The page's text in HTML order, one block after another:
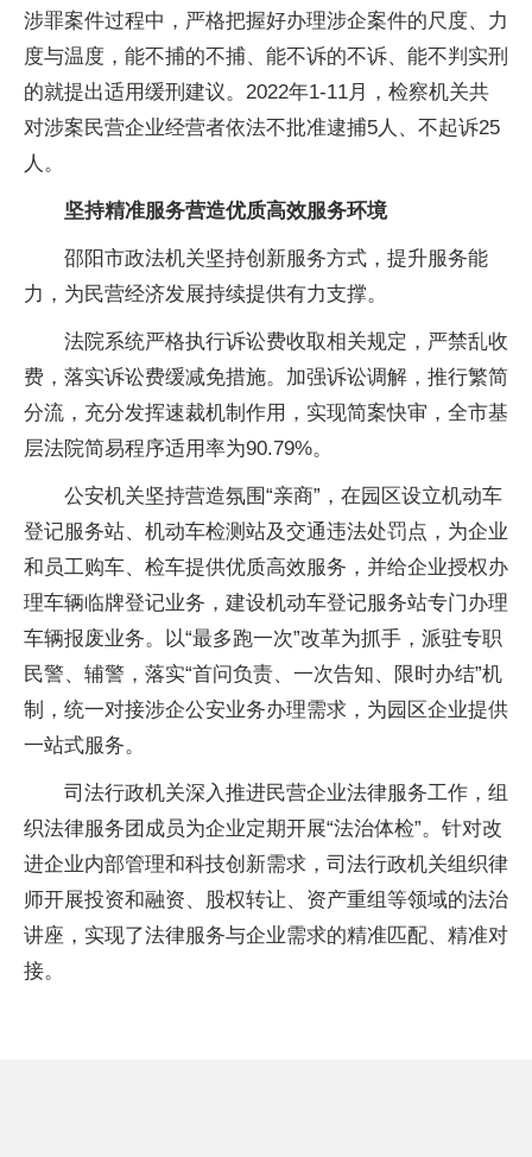
涉罪案件过程中，严格把握好办理涉企案件的尺度、力
度与温度，能不捕的不捕、能不诉的不诉、能不判实刑
的就提出适用缓刑建议。2022年1-11月，检察机关共
对涉案民营企业经营者依法不批准逮捕5人、不起诉25
人。
坚持精准服务营造优质高效服务环境
邵阳市政法机关坚持创新服务方式，提升服务能
力，为民营经济发展持续提供有力支撑。
法院系统严格执行诉讼费收取相关规定，严禁乱收
费，落实诉讼费缓减免措施。加强诉讼调解，推行繁简
分流，充分发挥速裁机制作用，实现简案快审，全市基
层法院简易程序适用率为90.79%。
公安机关坚持营造氛围“亲商”，在园区设立机动车
登记服务站、机动车检测站及交通违法处罚点，为企业
和员工购车、检车提供优质高效服务，并给企业授权办
理车辆临牌登记业务，建设机动车登记服务站专门办理
车辆报废业务。以“最多跑一次”改革为抓手，派驻专职
民警、辅警，落实“首问负责、一次告知、限时办结”机
制，统一对接涉企公安业务办理需求，为园区企业提供
一站式服务。
司法行政机关深入推进民营企业法律服务工作，组
织法律服务团成员为企业定期开展“法治体检”。针对改
进企业内部管理和科技创新需求，司法行政机关组织律
师开展投资和融资、股权转让、资产重组等领域的法治
讲座，实现了法律服务与企业需求的精准匹配、精准对
接。